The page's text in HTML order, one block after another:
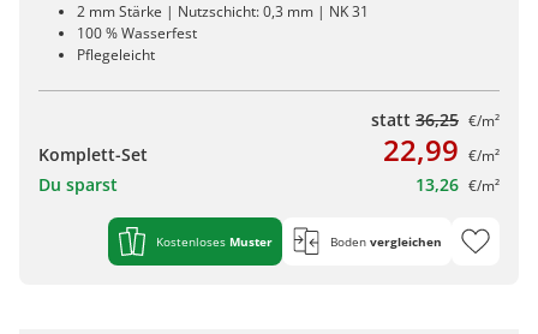
2 mm Stärke | Nutzschicht: 0,3 mm | NK 31
100 % Wasserfest
Pflegeleicht
statt 36,25 €/m²
Komplett-Set 22,99 €/m²
Du sparst 13,26 €/m²
Kostenloses Muster Boden vergleichen